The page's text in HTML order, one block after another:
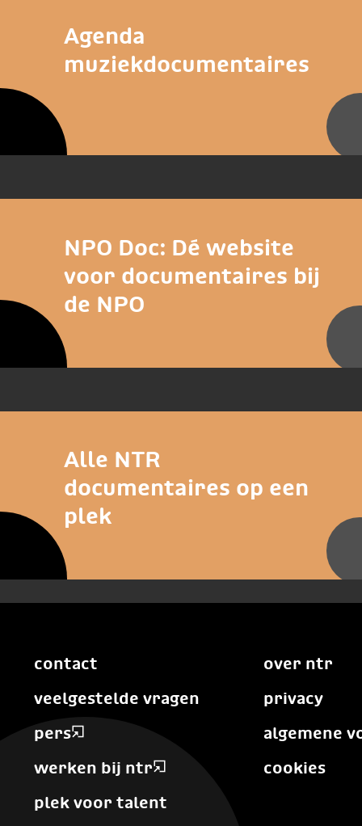
Agenda
muziekdocumentaires
NPO Doc: Dé website
voor documentaires bij
de NPO
Alle NTR
documentaires op een
plek
contact
veelgestelde vragen
pers
werken bij ntr
plek voor talent
over ntr
privacy
algemene
cookies